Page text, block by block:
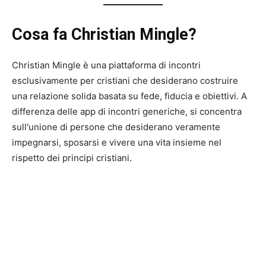
Cosa fa Christian Mingle?
Christian Mingle è una piattaforma di incontri
esclusivamente per cristiani che desiderano costruire
una relazione solida basata su fede, fiducia e obiettivi. A
differenza delle app di incontri generiche, si concentra
sull'unione di persone che desiderano veramente
impegnarsi, sposarsi e vivere una vita insieme nel
rispetto dei principi cristiani.